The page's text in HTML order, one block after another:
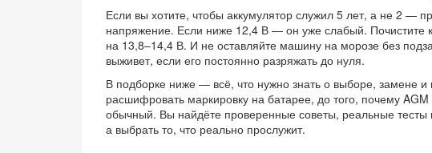
Если вы хотите, чтобы аккумулятор служил 5 лет, а не 2 —
напряжение. Если ниже 12,4 В — он уже слабый. Почистите
на 13,8–14,4 В. И не оставляйте машину на морозе без
выживет, если его постоянно разряжать до нуля.
В подборке ниже — всё, что нужно знать о выборе, замене и
расшифровать маркировку на батарее, до того, почему
обычный. Вы найдёте проверенные советы, реальные тесты
а выбрать то, что реально прослужит.